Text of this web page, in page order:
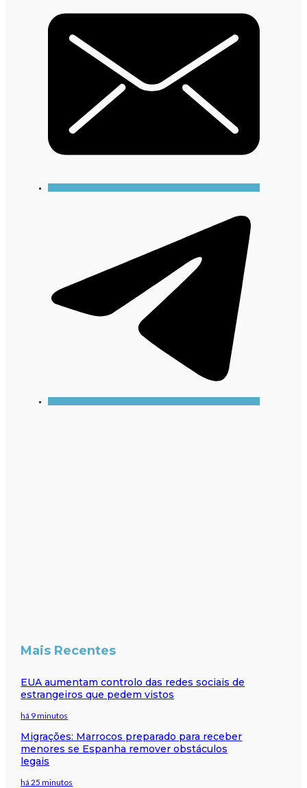
Mais Recentes
EUA aumentam controlo das redes sociais de
estrangeiros que pedem vistos
há 9 minutos
Migrações: Marrocos preparado para receber
menores se Espanha remover obstáculos
legais
há 25 minutos